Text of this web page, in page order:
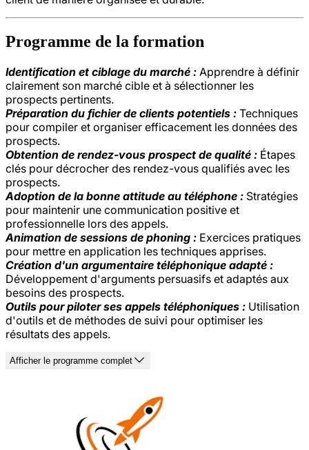
Programme de la formation
Identification et ciblage du marché : Apprendre à définir
clairement son marché cible et à sélectionner les
prospects pertinents.
Préparation du fichier de clients potentiels : Techniques
pour compiler et organiser efficacement les données des
prospects.
Obtention de rendez-vous prospect de qualité : Étapes
clés pour décrocher des rendez-vous qualifiés avec les
prospects.
Adoption de la bonne attitude au téléphone : Stratégies
pour maintenir une communication positive et
professionnelle lors des appels.
Animation de sessions de phoning : Exercices pratiques
pour mettre en application les techniques apprises.
Création d'un argumentaire téléphonique adapté :
Développement d'arguments persuasifs et adaptés aux
besoins des prospects.
Outils pour piloter ses appels téléphoniques : Utilisation
d'outils et de méthodes de suivi pour optimiser les
résultats des appels.
Afficher le programme complet